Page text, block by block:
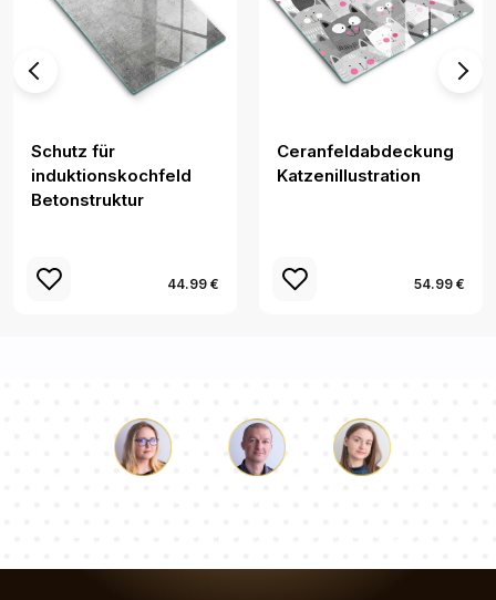
Schutz für
induktionskochfeld
Betonstruktur
44.99 €
Ceranfeldabdeckung
Katzenillustration
54.99 €